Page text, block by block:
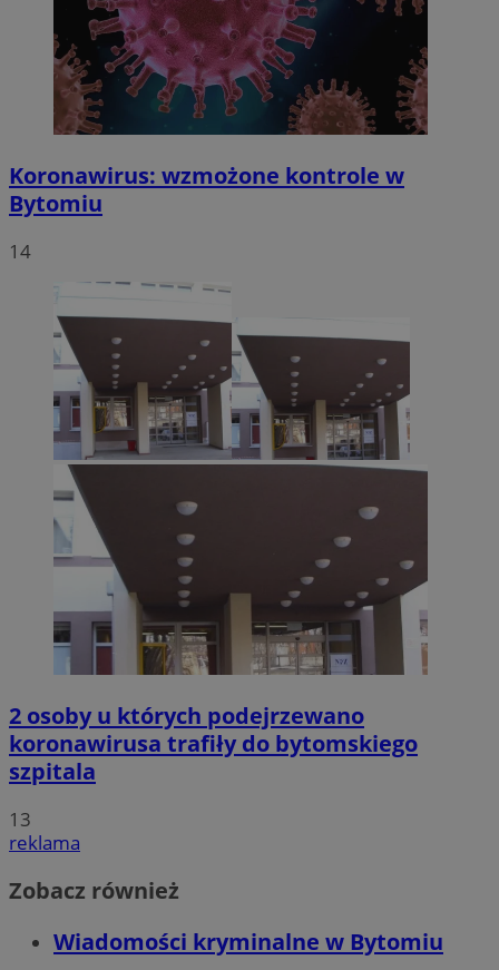
Koronawirus: wzmożone kontrole w
Bytomiu
14
2 osoby u których podejrzewano
koronawirusa trafiły do bytomskiego
szpitala
13
reklama
Zobacz również
Wiadomości kryminalne w Bytomiu